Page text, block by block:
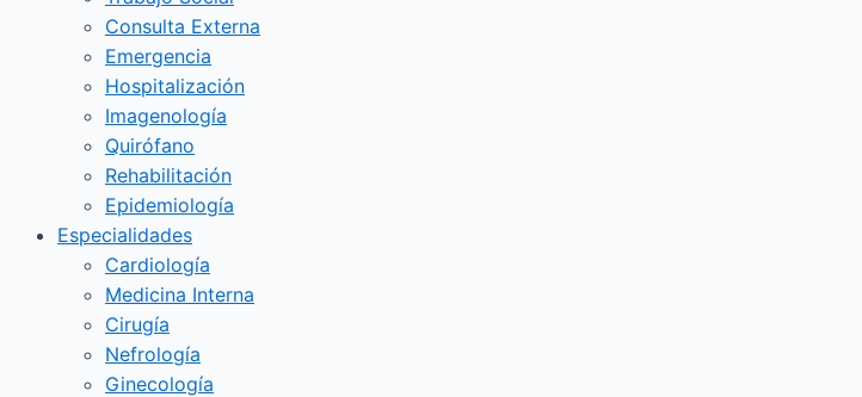
Consulta Externa
Emergencia
Hospitalización
Imagenología
Quirófano
Rehabilitación
Epidemiología
Especialidades
Cardiología
Medicina Interna
Cirugía
Nefrología
Ginecología